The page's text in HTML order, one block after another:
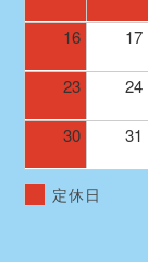
16 17
23 24
30 31
定休日